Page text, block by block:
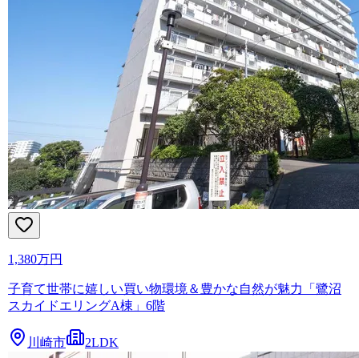
1,380万円
子育て世帯に嬉しい買い物環境＆豊かな自然が魅力「鷺沼
スカイドエリングA棟」6階
川崎市 2LDK